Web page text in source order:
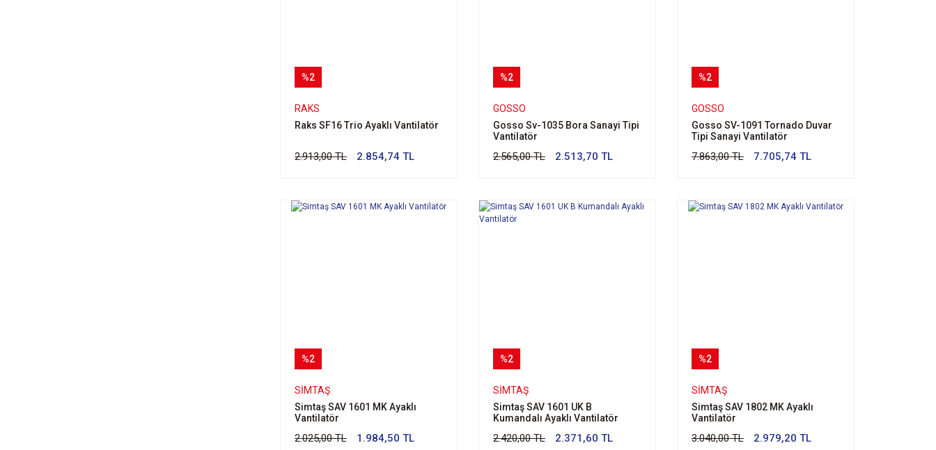
%2
RAKS
Raks SF16 Trio Ayaklı Vantilatör
2.913,00 TL 2.854,74 TL
%2
GOSSO
Gosso Sv-1035 Bora Sanayi Tipi
Vantilatör
2.565,00 TL 2.513,70 TL
%2
GOSSO
Gosso SV-1091 Tornado Duvar
Tipi Sanayi Vantilatör
7.863,00 TL 7.705,74 TL
%2
SIMTAŞ
Simtaş SAV 1601 MK Ayaklı
Vantilatör
2.025,00 TL 1.984,50 TL
%2
SIMTAŞ
Simtaş SAV 1601 UK B
Kumandalı Ayaklı Vantilatör
2.420,00 TL 2.371,60 TL
%2
SIMTAŞ
Simtaş SAV 1802 MK Ayaklı
Vantilatör
3.040,00 TL 2.979,20 TL